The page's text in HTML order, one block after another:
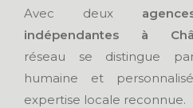
Avec deux
indépendantes à
réseau se distingue
humaine et
expertise locale reconnue.
Pièces
Pièces
terrain
Surface terrain